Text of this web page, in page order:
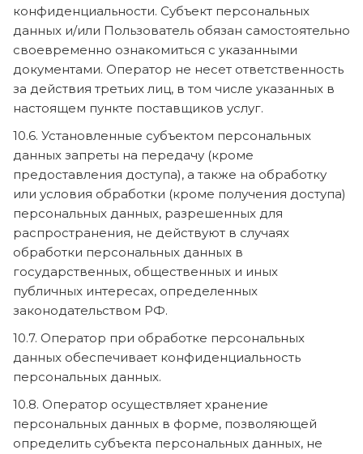
конфиденциальности. Субъект персональных
данных и/или Пользователь обязан самостоятельно
своевременно ознакомиться с указанными
документами. Оператор не несет ответственность
за действия третьих лиц, в том числе указанных в
настоящем пункте поставщиков услуг.
10.6. Установленные субъектом персональных
данных запреты на передачу (кроме
предоставления доступа), а также на обработку
или условия обработки (кроме получения доступа)
персональных данных, разрешенных для
распространения, не действуют в случаях
обработки персональных данных в
государственных, общественных и иных
публичных интересах, определенных
законодательством РФ.
10.7. Оператор при обработке персональных
данных обеспечивает конфиденциальность
персональных данных.
10.8. Оператор осуществляет хранение
персональных данных в форме, позволяющей
определить субъекта персональных данных, не